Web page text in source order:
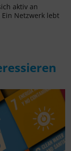
aktiv an
Netzwerk lebt